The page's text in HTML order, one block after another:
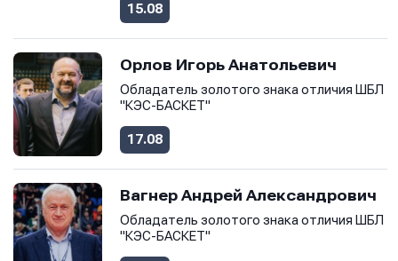
15.08
Орлов Игорь Анатольевич
Обладатель золотого знака отличия ШБЛ
"КЭС-БАСКЕТ"
17.08
Вагнер Андрей Александрович
Обладатель золотого знака отличия ШБЛ
"КЭС-БАСКЕТ"